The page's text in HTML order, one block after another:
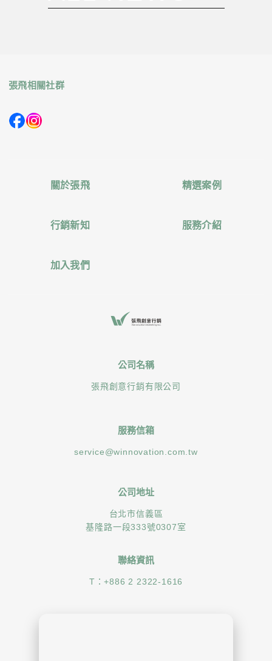
張飛相關社群
關於張飛 精選案例
行銷新知 服務介紹
加入我們
公司名稱
張飛創意行銷有限公司
服務信箱
service@winnovation.com.tw
公司地址
台北市信義區
基隆路一段333號0307室
聯絡資訊
T：+886 2 2322-1616